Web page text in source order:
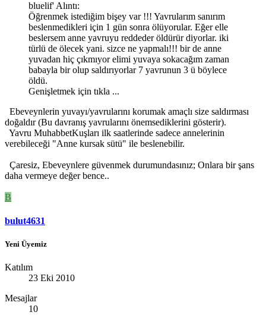
bluelif' Alıntı:
Öğrenmek istediğim bişey var !!! Yavrularım sanırım
beslenmedikleri için 1 gün sonra ölüyorular. Eğer elle
beslersem anne yavruyu reddeder öldürür diyorlar. iki
türlü de ölecek yani. sizce ne yapmalı!!! bir de anne
yuvadan hiç çıkmıyor elimi yuvaya sokacağım zaman
babayla bir olup saldırıyorlar 7 yavrunun 3 ü böylece
öldü.
Genişletmek için tıkla ...
Ebeveynlerin yuvayı/yavrularını korumak amaçlı size saldırması
doğaldır (Bu davranış yavrularını önemsediklerini gösterir).
Yavru MuhabbetKuşları ilk saatlerinde sadece annelerinin
verebileceği "Anne kursak sütü" ile beslenebilir.
Çaresiz, Ebeveynlere güvenmek durumundasınız; Onlara bir şans
daha vermeye değer bence..
B
bulut4631
Yeni Üyemiz
Katılım
23 Eki 2010
Mesajlar
10